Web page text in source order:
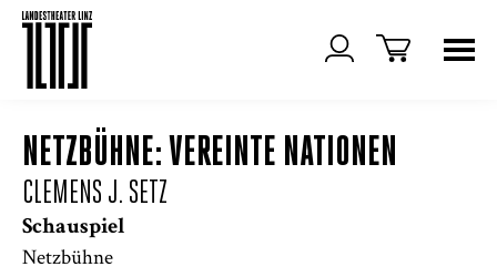
NETZBÜHNE: VEREINTE NATIONEN
CLEMENS J. SETZ
Schauspiel
Netzbühne